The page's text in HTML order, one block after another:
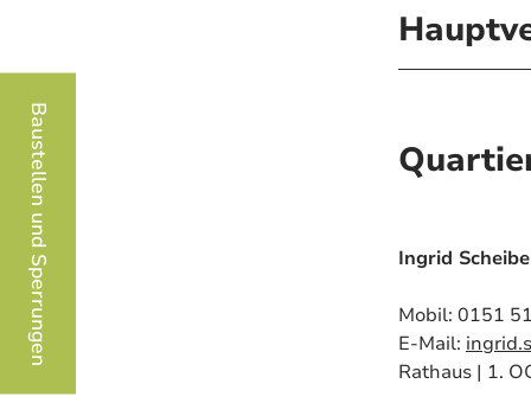
Baustellen und Sperrungen Ingrid
Mobil: 0151
E-Mail:
Rathaus | 1.